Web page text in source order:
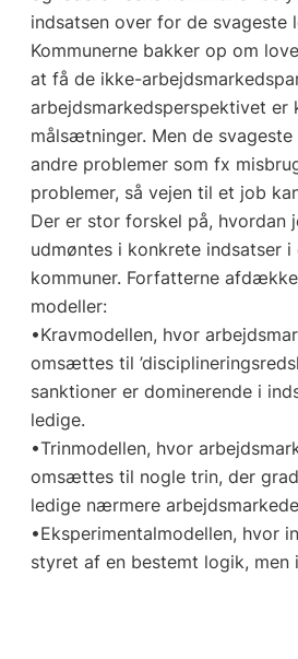
indsatsen over for de svageste
Kommunerne bakker op om
at få de ikke-
arbejdsmarkedsperspektivet er
målsætninger. Men de
andre problemer som fx
problemer, så vejen til et job
Der er stor forskel på, hvordan
udmøntes i konkrete indsatser
kommuner. Forfatterne
modeller:
•Kravmodellen, hvor
omsættes til
sanktioner er dominerende i
ledige.
•Trinmodellen, hvor
omsættes til nogle trin, der
ledige nærmere
•Eksperimentalmodellen, hvor
styret af en bestemt logik, men